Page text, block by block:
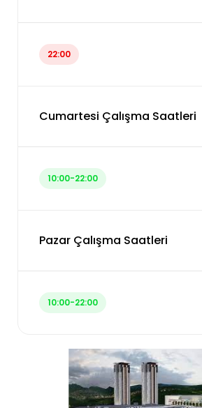
22:00
Cumartesi Çalışma Saatleri
10:00-22:00
Pazar Çalışma Saatleri
10:00-22:00